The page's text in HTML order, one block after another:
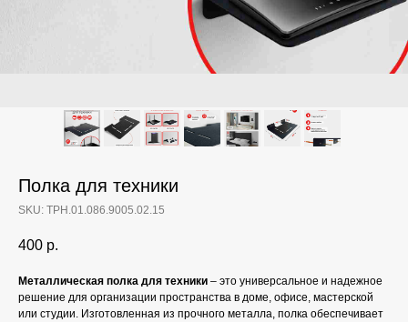
Полка для техники
SKU: ТРН.01.086.9005.02.15
400 р.
Металлическая полка для техники – это универсальное и надежное
решение для организации пространства в доме, офисе, мастерской
или студии. Изготовленная из прочного металла, полка обеспечивает